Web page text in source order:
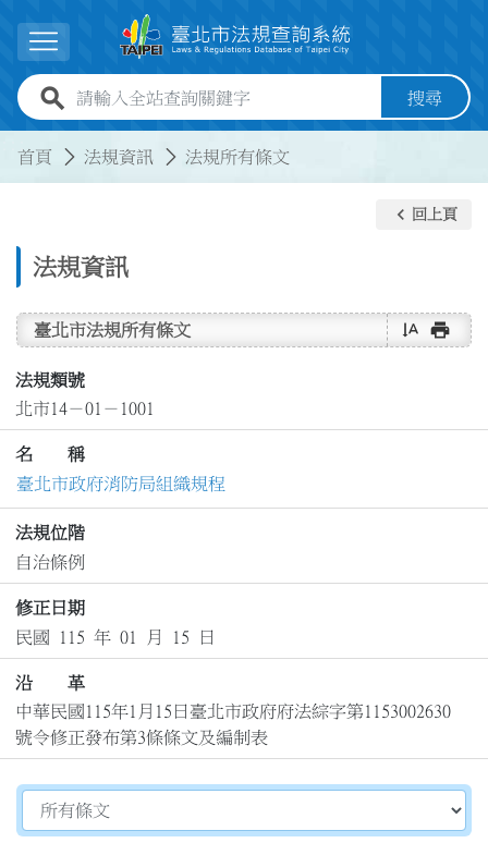
展開選單
全站查詢關鍵字欄位 搜尋
首頁 法規資訊 法規所有條文
法規資訊
keyboard_arrow_left 回上頁
臺北市法規所有條文 text_rotate_vertical print
法規類號
北市14－01－1001
名 稱
臺北市政府消防局組織規程
法規位階
自治條例
修正日期
民國 115 年 01 月 15 日
沿 革
中華民國115年1月15日臺北市政府府法綜字第1153002630
號令修正發布第3條條文及編制表
切換選擇法規資訊內容